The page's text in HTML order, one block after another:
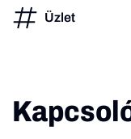
Üzlet